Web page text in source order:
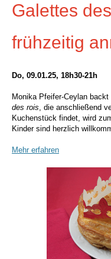
Galettes
frühzeitig
Do, 09.01.25, 18h30-21h
Monika Pfeifer-Ceylan
des rois, die anschließend
Kuchenstück findet, wird
Kinder sind herzlich
Mehr erfahren